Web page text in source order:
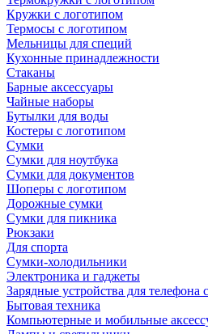
Кружки с логотипом
Термосы с логотипом
Мельницы для специй
Кухонные принадлежности
Стаканы
Барные аксессуары
Чайные наборы
Бутылки для воды
Костеры с логотипом
Сумки
Сумки для ноутбука
Сумки для документов
Шоперы с логотипом
Дорожные сумки
Сумки для пикника
Рюкзаки
Для спорта
Сумки-холодильники
Электроника и гаджеты
Зарядные устройства для телефона
Бытовая техника
Компьютерные и мобильные